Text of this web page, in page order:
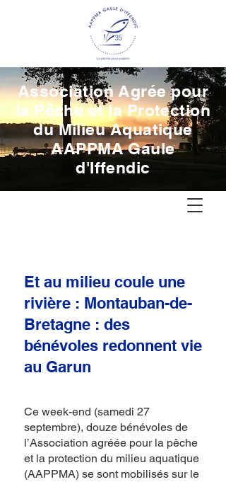
Association Agrée pour
la Pêche et la Protection
du Milieu Aquatique
AAPPMA Gaule
d'Iffendic
Et au milieu coule une
rivière : Montauban-de-
Bretagne : des
bénévoles redonnent vie
au Garun
Ce week-end (samedi 27
septembre), douze bénévoles de
l’Association agréée pour la pêche
et la protection du milieu aquatique
(AAPPMA) se sont mobilisés sur le